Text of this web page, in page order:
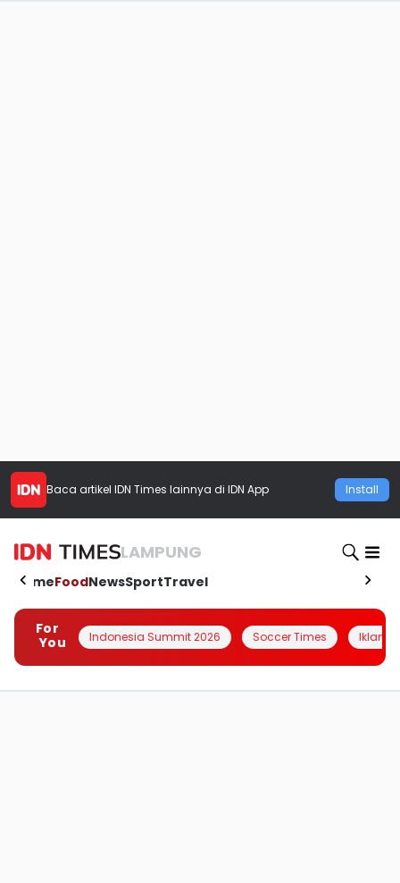
Baca artikel IDN Times lainnya di IDN App Install
LAMPUNG
HomeFoodNewsSportTravel
For
You
Indonesia Summit 2026 Soccer Times Iklanin